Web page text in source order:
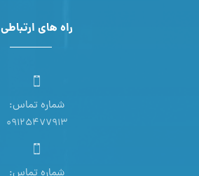
راه های ارتباطی
شماره تماس:
09125477913